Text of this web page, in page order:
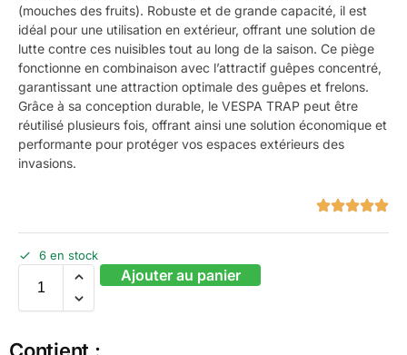
(mouches des fruits). Robuste et de grande capacité, il est
idéal pour une utilisation en extérieur, offrant une solution de
lutte contre ces nuisibles tout au long de la saison. Ce piège
fonctionne en combinaison avec l’attractif guêpes concentré,
garantissant une attraction optimale des guêpes et frelons.
Grâce à sa conception durable, le VESPA TRAP peut être
réutilisé plusieurs fois, offrant ainsi une solution économique et
performante pour protéger vos espaces extérieurs des
invasions.
6 en stock
Ajouter au panier
Contient :